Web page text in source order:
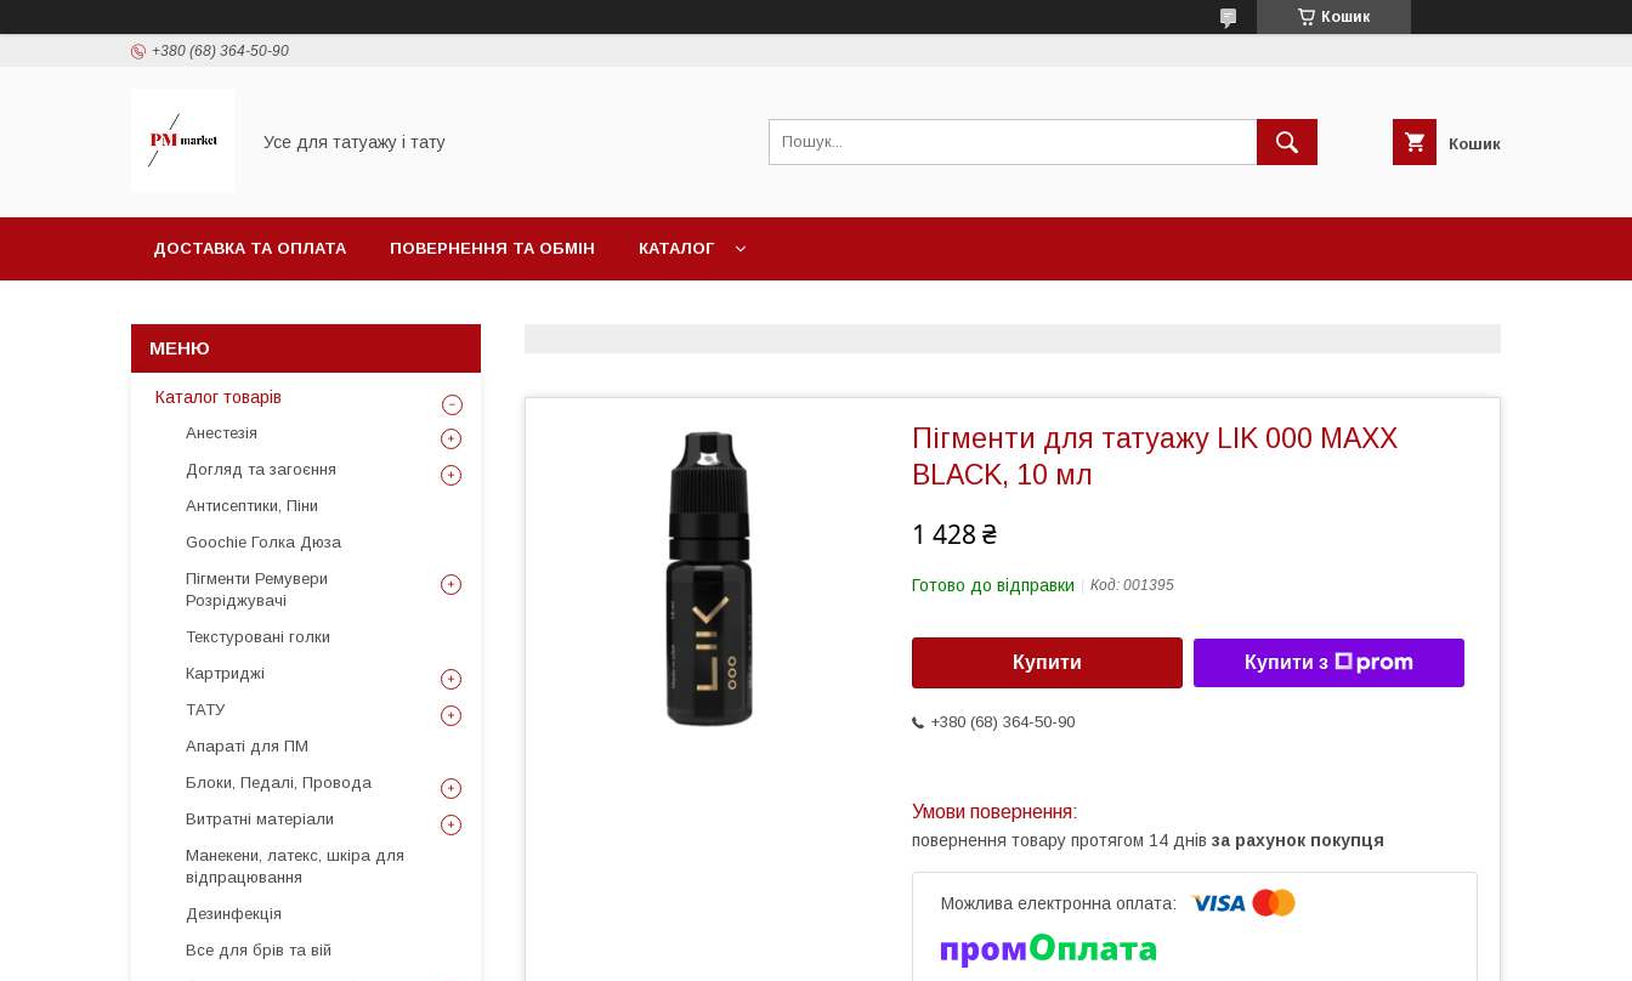
Кошик
+380 (68) 364-50-90
Усе для татуажу і тату Кошик
ДОСТАВКА ТА ОПЛАТА ПОВЕРНЕННЯ ТА ОБМІН КАТАЛОГ
Пігменти для татуажу LIK 000 MAXX
BLACK, 10 мл
1 428 ₴
Готово до відправки Код: 001395
Купити Купити з
+380 (68) 364-50-90
повернення товару протягом 14 днів за рахунок покупця
Каталог товарів
Анестезія
Догляд та загоєння
Антисептики, Піни
Goochie Голка Дюза
Пігменти Ремувери
Розріджувачі
Текстуровані голки
Картриджі
ТАТУ
Апараті для ПМ
Блоки, Педалі, Провода
Витратні матеріали
Манекени, латекс, шкіра для
відпрацювання
Дезинфекція
Все для брів та вій